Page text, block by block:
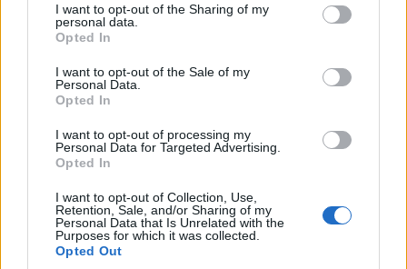
not limited to your visit or usage behaviour. You may click to
grant or deny consent to Google and its third-party tags to
use your data for below specified purposes in below Google
consent section.
I want to opt-out of the Sharing of my
personal data.
Opted In
I want to opt-out of the Sale of my
Personal Data.
Opted In
I want to opt-out of processing my
Personal Data for Targeted Advertising.
Opted In
I want to opt-out of Collection, Use,
Retention, Sale, and/or Sharing of my
Personal Data that Is Unrelated with the
Purposes for which it was collected.
Opted Out
Χράντετς Κράλοβε – Μπεσίκτας ο Παναθηναϊκός
– Ο αντίπαλος του ΠΑΟΚ
3/08/2026 - 3:50μμ